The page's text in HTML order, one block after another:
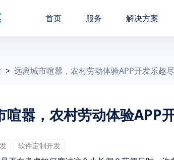
首页 服务 解决方案
> 远离城市喧嚣，农村劳动体验APP开发乐趣
喧嚣，农村劳动体验APP
软件定制开发